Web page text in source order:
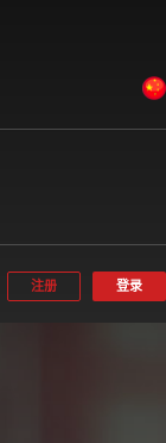
注册 登录